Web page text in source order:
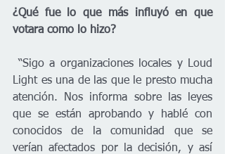
¿Qué fue lo que más influyó en que
votara como lo hizo?
Light es una de las que le presto mucha
atención. Nos informa sobre las leyes
que se están aprobando y hablé con
conocidos de la comunidad que se
verían afectados por la decisión, y así